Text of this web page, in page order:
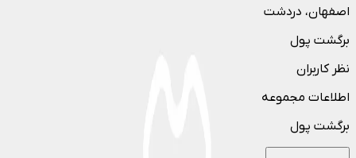
اصفهان، دردشت
برگشت پول
نظر کاربران
اطلاعات مجموعه
برگشت پول